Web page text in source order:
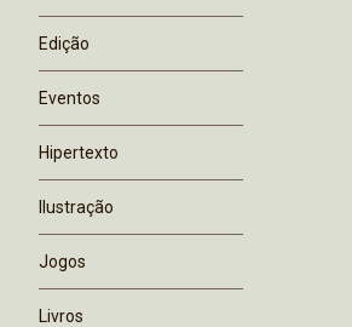
Edição
Eventos
Hipertexto
Ilustração
Jogos
Livros